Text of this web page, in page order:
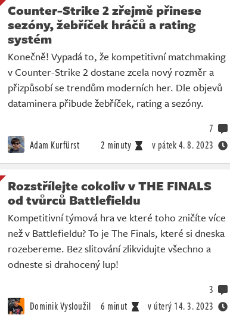
Counter-Strike 2 zřejmě přinese
sezóny, žebříček hráčů a rating
systém
Konečně! Vypadá to, že kompetitivní matchmaking
v Counter-Strike 2 dostane zcela nový rozměr a
přizpůsobí se trendům moderních her. Dle objevů
dataminera přibude žebříček, rating a sezóny.
Adam Kurfürst 2 minuty v pátek4. 8. 2023
7
Rozstřílejte cokoliv v THE FINALS
od tvůrců Battlefieldu
Kompetitivní týmová hra ve které toho zničíte více
než v Battlefieldu? To je The Finals, které si dneska
rozebereme. Bez slitování zlikvidujte všechno a
odneste si drahocený lup!
Dominik Vysloužil 6 minut v úterý 14. 3. 2023
3